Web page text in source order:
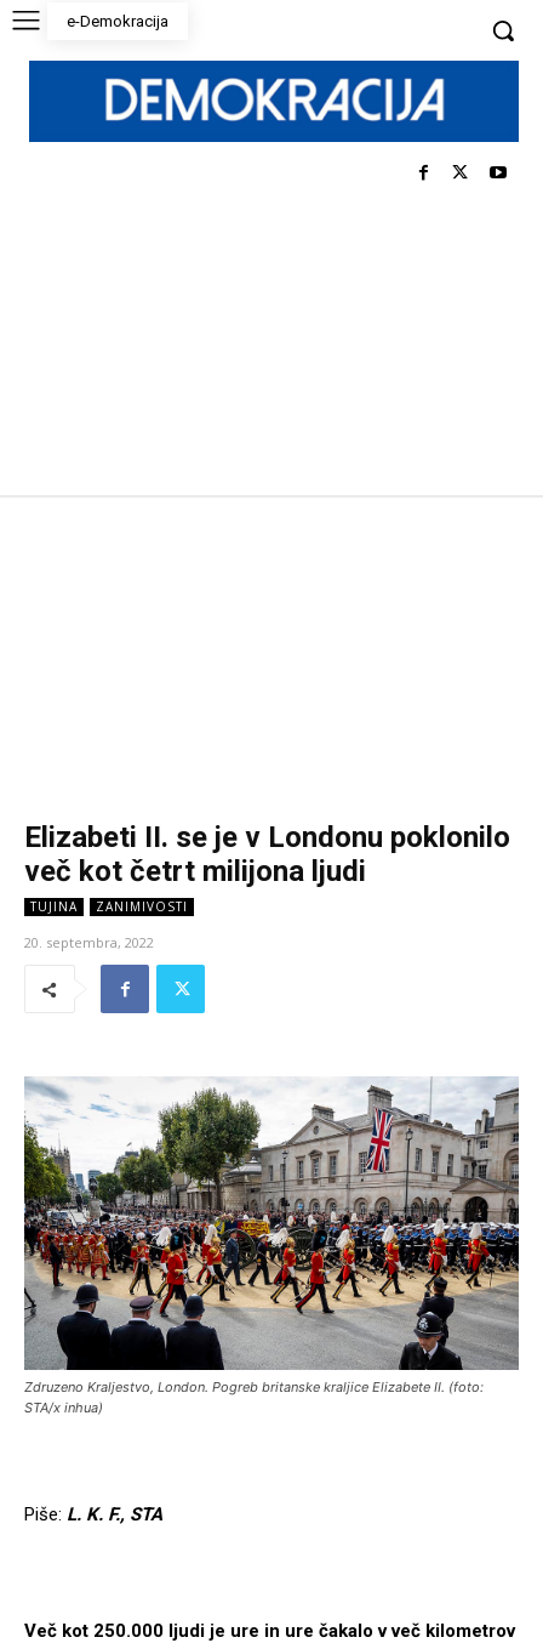
e-Demokracija
Elizabeti II. se je v Londonu poklonilo
več kot četrt milijona ljudi
TUJINA ZANIMIVOSTI
20. septembra, 2022
Zdruzeno Kraljestvo, London. Pogreb britanske kraljice Elizabete II. (foto:
STA/x inhua)
Piše: L. K. F., STA
Več kot 250.000 ljudi je ure in ure čakalo v več kilometrov